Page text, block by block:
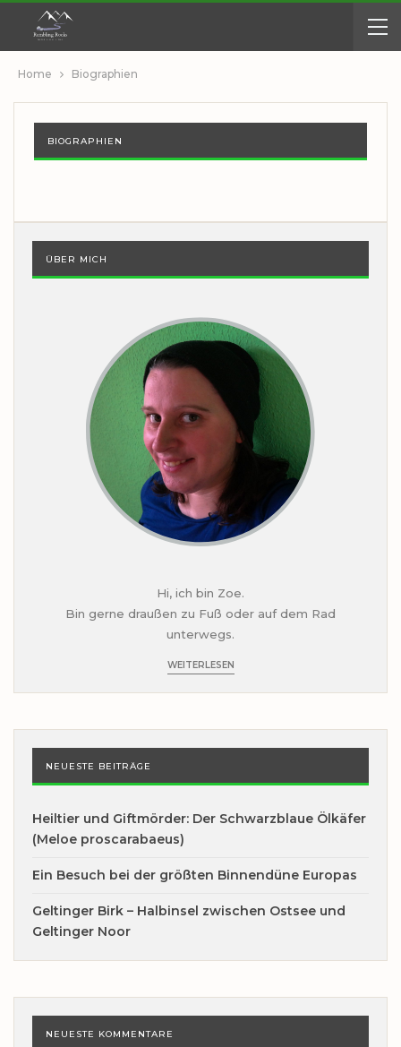
Home Biographien
BIOGRAPHIEN
ÜBER MICH
Hi, ich bin Zoe.
Bin gerne draußen zu Fuß oder auf dem Rad
unterwegs.
WEITERLESEN
NEUESTE BEITRÄGE
Heiltier und Giftmörder: Der Schwarzblaue Ölkäfer
(Meloe proscarabaeus)
Ein Besuch bei der größten Binnendüne Europas
Geltinger Birk – Halbinsel zwischen Ostsee und
Geltinger Noor
NEUESTE KOMMENTARE